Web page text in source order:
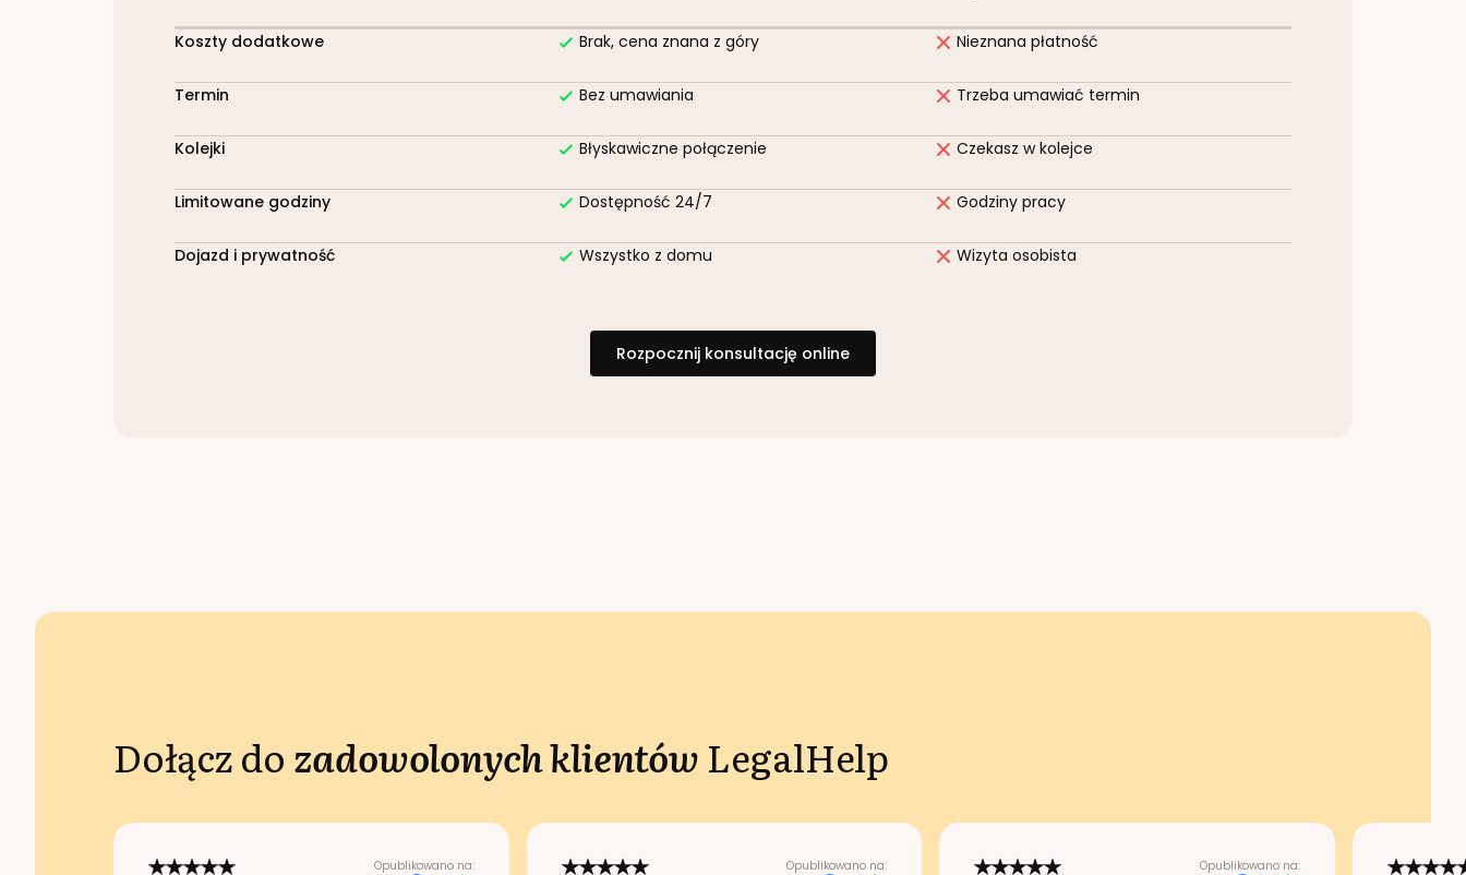
Koszty dodatkowe Brak, cena znana z góry Nieznana płatność
Termin Bez umawiania Trzeba umawiać termin
Kolejki Błyskawiczne połączenie Czekasz w kolejce
Limitowane godziny Dostępność 24/7 Godziny pracy
Dojazd i prywatność Wszystko z domu Wizyta osobista
Rozpocznij konsultację online
Dołącz do zadowolonych klientów LegalHelp
Opublikowano na: Opublikowano na: Opublikowano na: